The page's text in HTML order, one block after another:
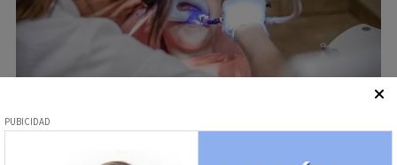
La periodoncia es la rama de la odontología que se